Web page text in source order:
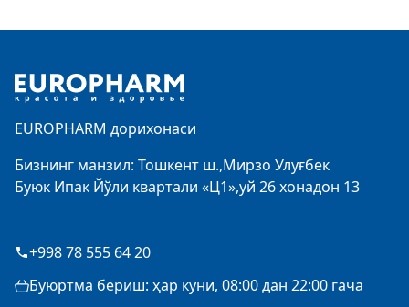
EUROPHARM дорихонаси
Бизнинг манзил: Тошкент ш.,Мирзо Улуғбек
Буюк Ипак Йўли квартали «Ц1»,уй 26 хонадон 13
+998 78 555 64 20
Буюртма бериш: ҳар куни, 08:00 дан 22:00 гача